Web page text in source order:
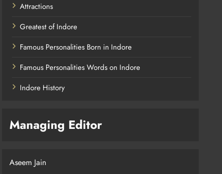
Attractions
Greatest of Indore
Famous Personalities Born in Indore
Famous Personalities Words on Indore
Indore History
Managing Editor
Aseem Jain